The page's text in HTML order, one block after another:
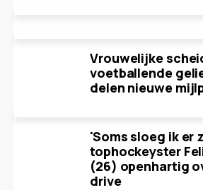
Vrouwelijke
voetballende
delen nieuwe
'Soms sloeg ik er
tophockeyster
(26) openhartig
drive